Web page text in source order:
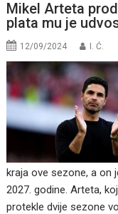
Mikel Arteta
plata mu je
12/09/2024 I. Ć.
kraja ove sezone, a on
2027. godine. Arteta,
protekle dvije sezone